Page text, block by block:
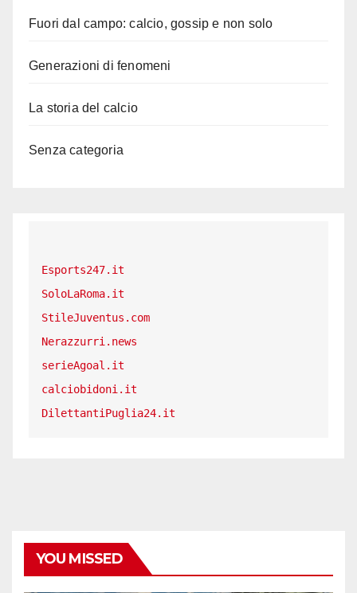
Fuori dal campo: calcio, gossip e non solo
Generazioni di fenomeni
La storia del calcio
Senza categoria
Esports247.it
SoloLaRoma.it
StileJuventus.com
Nerazzurri.news
serieAgoal.it
calciobidoni.it
DilettantiPuglia24.it
YOU MISSED